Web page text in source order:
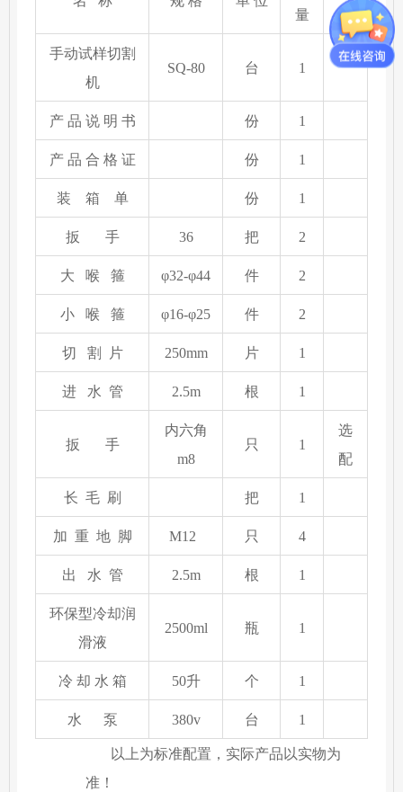
量
注
手动试样切割
机
SQ-80 台 1
产 品 说 明 书 份 1
产 品 合 格 证 份 1
装 箱 单 份 1
扳 手 36 把 2
大 喉 箍 φ32-φ44 件 2
小 喉 箍 φ16-φ25 件 2
切 割 片 250mm 片 1
进 水 管 2.5m 根 1
扳 手
内六角
m8
只 1
选
配
长 毛 刷 把 1
加 重 地 脚 M12 只 4
出 水 管 2.5m 根 1
环保型冷却润
滑液
2500ml 瓶 1
冷 却 水 箱 50升 个 1
水 泵 380v 台 1
以上为标准配置，实际产品以实物为
准！